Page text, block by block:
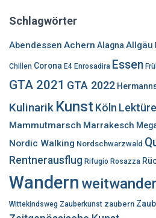
n
a
c
:
Schlagwörter
Abendessen Achern Alagna Allgäu
Chillen Corona E4 Enrosadira Essen
GTA 2021 GTA 2022
Kulinarik Kunst Köln Lektüre
Mammutmarsch Marrakesch
Nordic Walking Nordschwarzwald
Rentnerausflug Rifugio Rosazza
Wandern
Wittekindsweg Zauberkunst zaubern